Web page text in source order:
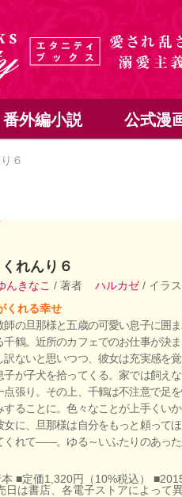
番外編小説 公式漫
６
れんり６
んきなこ / 著者 ハルカゼ/ イラス
くれる幸せ
師の旦那様と五歳の可愛い息子に囲
千鶴。近所のカフェでのお仕事が決
訳ないと思いつつ、彼女は充実感を
子が子犬を拾ってくる。家では飼え
点張り。その上、千鶴は不注意で足
することに。色々なことが上手くい
女に、旦那様は自分をもっと頼って
くれて――。ゆる～いふたりのあっ
■定価1,320円（10%税込）
日は書店、各電子ストアによって異